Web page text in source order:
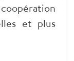
et plus